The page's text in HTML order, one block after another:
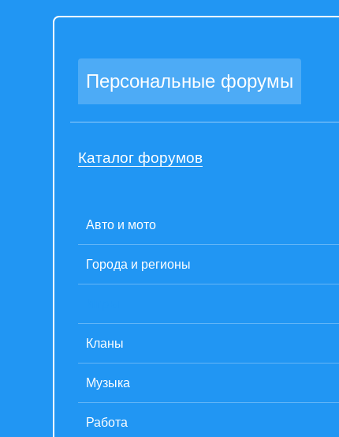
Персональные форумы
Каталог форумов
Авто и мото
Города и регионы
Кланы
Музыка
Работа